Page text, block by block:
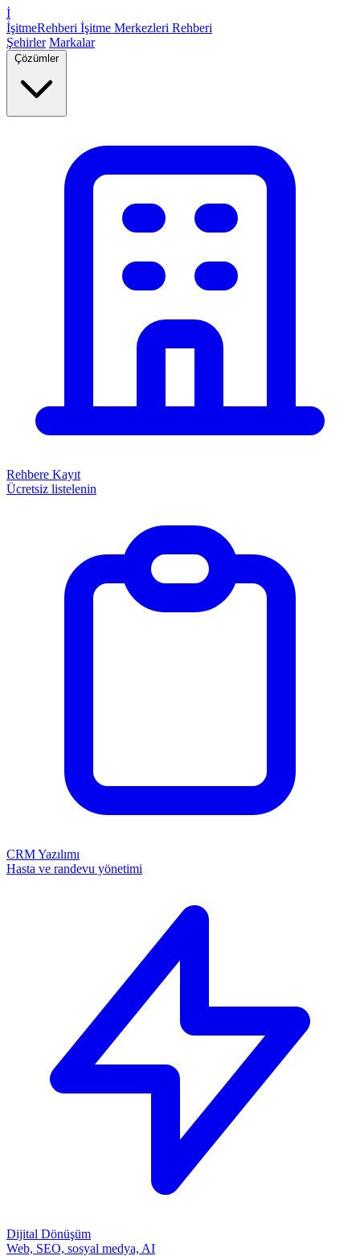
İ
İşitmeRehberi İşitme Merkezleri Rehberi
Şehirler Markalar
Çözümler
Rehbere Kayıt
Ücretsiz listelenin
CRM Yazılımı
Hasta ve randevu yönetimi
Dijital Dönüşüm
Web, SEO, sosyal medya, AI